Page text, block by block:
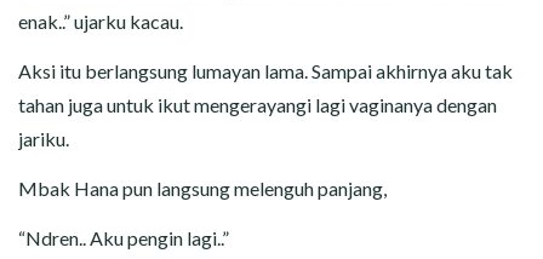
enak..” ujarku kacau.
Aksi itu berlangsung lumayan lama. Sampai akhirnya aku tak
tahan juga untuk ikut mengerayangi lagi vaginanya dengan
jariku.
Mbak Hana pun langsung melenguh panjang,
“Ndren.. Aku pengin lagi..”